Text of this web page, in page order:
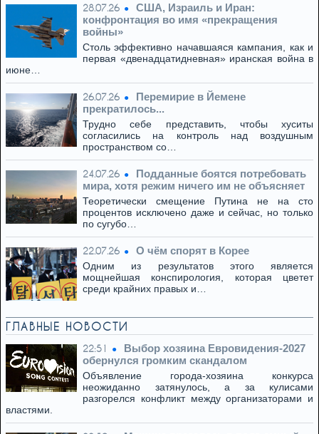
28.07.26
США, Израиль и Иран:
конфронтация во имя «прекращения
войны»
Столь эффективно начавшаяся кампания, как и
первая «двенадцатидневная» иранская война в
июне…
26.07.26
Перемирие в Йемене
прекратилось...
Трудно себе представить, чтобы хуситы
согласились на контроль над воздушным
пространством со…
24.07.26
Подданные боятся потребовать
мира, хотя режим ничего им не объясняет
Теоретически смещение Путина не на сто
процентов исключено даже и сейчас, но только
по сугубо…
22.07.26 О чём спорят в Корее
Одним из результатов этого является
мощнейшая конспирология, которая цветет
среди крайних правых и…
ГЛАВНЫЕ НОВОСТИ
22:51
Выбор хозяина Евровидения-2027
обернулся громким скандалом
Объявление города-хозяина конкурса
неожиданно затянулось, а за кулисами
разгорелся конфликт между организаторами и
властями.